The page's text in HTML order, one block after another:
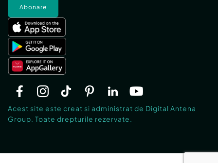
Abonare
Acest site este creat si administrat de Digital Antena
Group. Toate drepturile rezervate.